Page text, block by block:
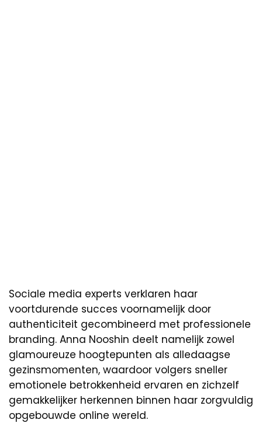
Sociale media experts verklaren haar
voortdurende succes voornamelijk door
authenticiteit gecombineerd met professionele
branding. Anna Nooshin deelt namelijk zowel
glamoureuze hoogtepunten als alledaagse
gezinsmomenten, waardoor volgers sneller
emotionele betrokkenheid ervaren en zichzelf
gemakkelijker herkennen binnen haar zorgvuldig
opgebouwde online wereld.